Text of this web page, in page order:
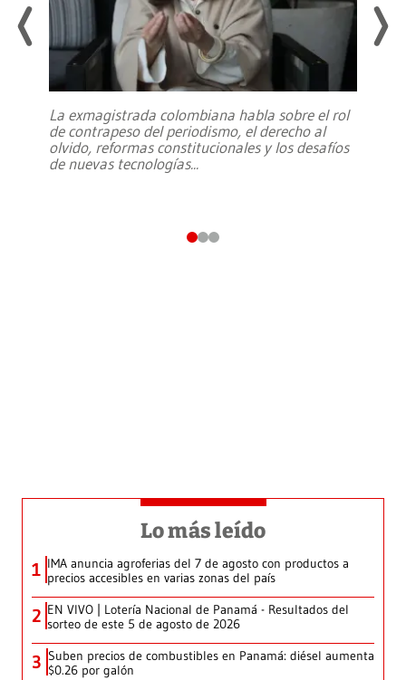
La exmagistrada colombiana habla sobre el rol
de contrapeso del periodismo, el derecho al
olvido, reformas constitucionales y los desafíos
de nuevas tecnologías...
Lo más leído
1 IMA anuncia agroferias del 7 de agosto con productos a
precios accesibles en varias zonas del país
2 EN VIVO | Lotería Nacional de Panamá - Resultados del
sorteo de este 5 de agosto de 2026
3 Suben precios de combustibles en Panamá: diésel aumenta
$0.26 por galón